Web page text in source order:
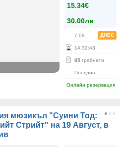
15.34€
30.00лв
7.08 ДНЕС
14:32:42
85 грабнати
Пловдив
Онлайн резервация
мюзикъл "Суини Тод:
Стрийт" на 19 Август, в